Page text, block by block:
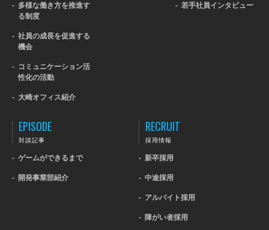
- 多様な働き方を推進す
る制度
- 社員の成長を促進する
機会
- コミュニケーション活
性化の活動
- 大崎オフィス紹介
- 若手社員インタビュー
EPISODE
対談記事
- ゲームができるまで
- 開発事業部紹介
RECRUIT
採用情報
- 新卒採用
- 中途採用
- アルバイト採用
- 障がい者採用